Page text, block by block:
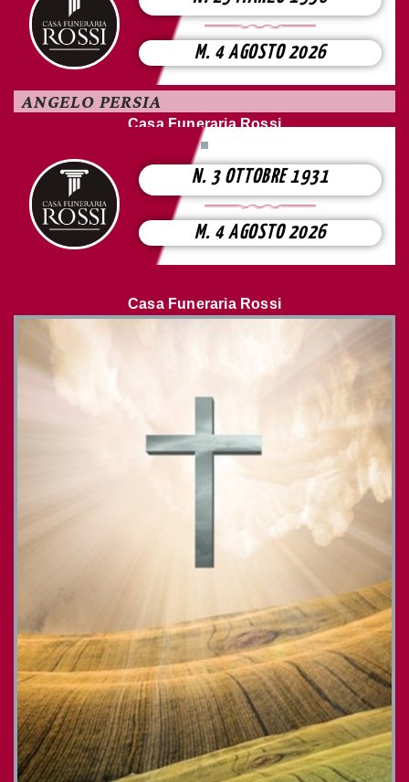
M. 4 AGOSTO 2026
Casa Funeraria Rossi
ANGELO PERSIA
N. 3 OTTOBRE 1931
M. 4 AGOSTO 2026
Casa Funeraria Rossi